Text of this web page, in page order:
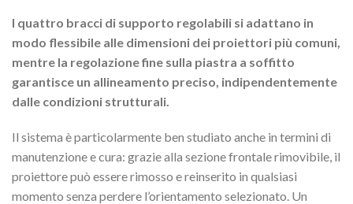
I quattro bracci di supporto regolabili si adattano in
modo flessibile alle dimensioni dei proiettori più comuni,
mentre la regolazione fine sulla piastra a soffitto
garantisce un allineamento preciso, indipendentemente
dalle condizioni strutturali.
Il sistema è particolarmente ben studiato anche in termini di
manutenzione e cura: grazie alla sezione frontale rimovibile, il
proiettore può essere rimosso e reinserito in qualsiasi
momento senza perdere l’orientamento selezionato. Un